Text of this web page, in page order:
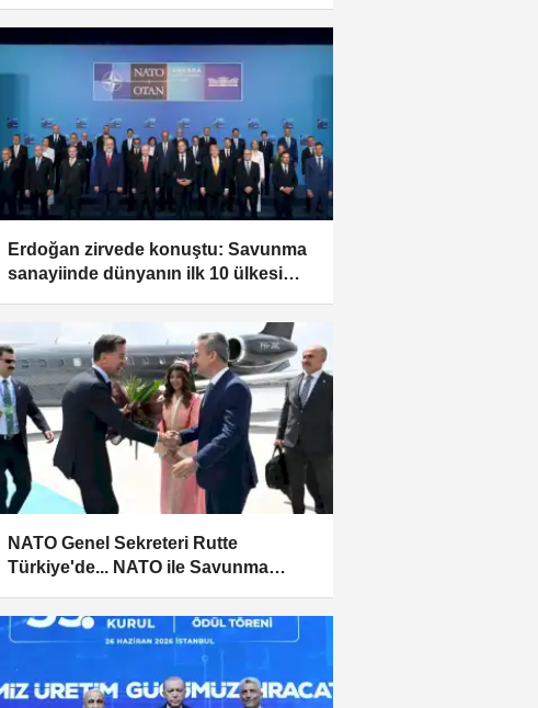
Erdoğan zirvede konuştu: Savunma
sanayiinde dünyanın ilk 10 ülkesi
NATO Genel Sekreteri Rutte
Türkiye'de... NATO ile Savunma